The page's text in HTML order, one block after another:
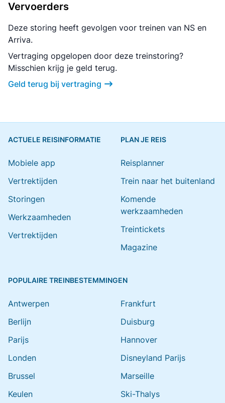
Vervoerders
Deze storing heeft gevolgen voor treinen van NS en
Arriva.
Vertraging opgelopen door deze treinstoring?
Misschien krijg je geld terug.
Geld terug bij vertraging
ACTUELE REISINFORMATIE
Mobiele app
Vertrektijden
Storingen
Werkzaamheden
Vertrektijden
PLAN JE REIS
Reisplanner
Trein naar het buitenland
Komende
werkzaamheden
Treintickets
Magazine
POPULAIRE TREINBESTEMMINGEN
Antwerpen
Berlijn
Parijs
Londen
Brussel
Keulen
Frankfurt
Duisburg
Hannover
Disneyland Parijs
Marseille
Ski-Thalys